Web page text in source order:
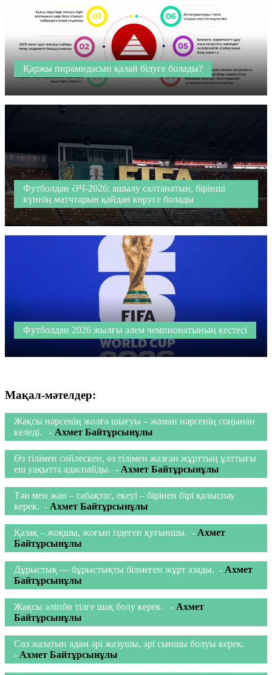
Қаржы пирамидасын қалай білуге болады?
Футболдан ӘЧ-2026: ашылу салтанатын, бірінші
күннің матчтарын қайдан көруге болады
Футболдан 2026 жылғы әлем чемпионатының кестесі
Мақал-мәтелдер:
Жақсы нәрсенің жолға шығуы – жаман нәрсенің соңынан
келеді. - Ахмет Байтұрсынұлы
Өз тілімен сөйлескен, өз тілімен жазған жұрттың ұлттығы
еш уақытта адаспaйды. - Ахмет Байтұрсынұлы
Тән мен жан – сабақтас, екеуі – бірінен бірі қалыспау
керек. - Ахмет Байтұрсынұлы
Қазақ – жоқшы, жоғын іздеген қуғыншы. - Ахмет
Байтұрсынұлы
Дұрыстық — бұрыстықты білмеген жұрт азады. - Ахмет
Байтұрсынұлы
Жақсы әліпби тілге шақ болу керек. - Ахмет
Байтұрсынұлы
Сөз жазатын адам әрі жазушы, әрі сыншы болуы керек.
- Ахмет Байтұрсынұлы